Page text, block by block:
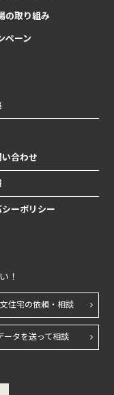
の取り組み
ペーン
合わせ
ーポリシー
！
住宅の依頼・相談
ータを送って相談